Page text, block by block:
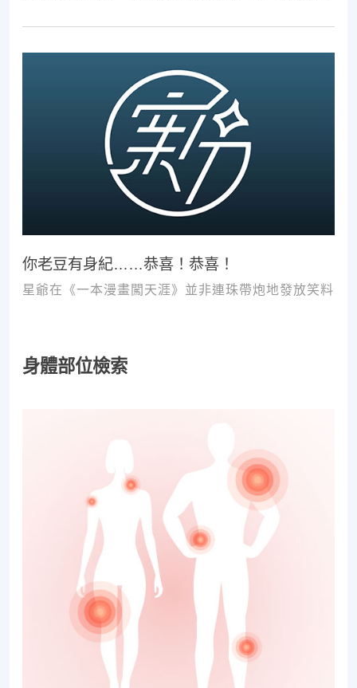
次推拿、按摩，都難以讓您徹底擺脫不適。
你老豆有身紀……恭喜！恭喜！
星爺在《一本漫畫闖天涯》並非連珠帶炮地發放笑料
身體部位檢索